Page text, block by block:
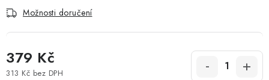
Možnosti doručení
379 Kč
313 Kč bez DPH